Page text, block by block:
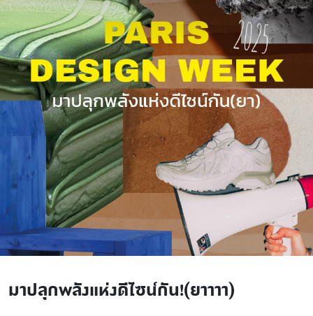
มาปลุกพลังแห่งดีไซน์กัน!(ยาาาา)